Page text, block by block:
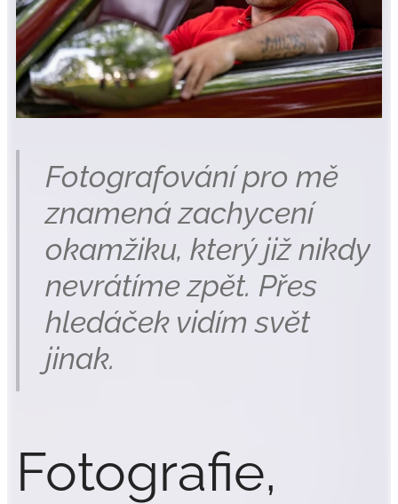
Fotografování pro mě
znamená zachycení
okamžiku, který již nikdy
nevrátíme zpět. Přes
hledáček vidím svět
jinak.
Fotografie,